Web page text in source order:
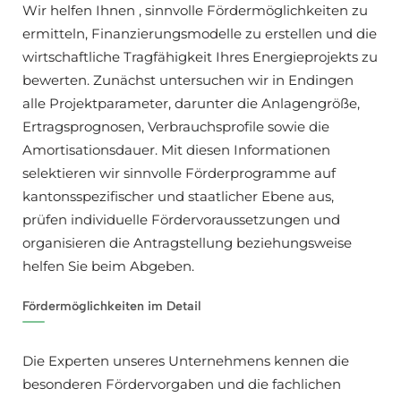
Wir helfen Ihnen , sinnvolle Fördermöglichkeiten zu
ermitteln, Finanzierungsmodelle zu erstellen und die
wirtschaftliche Tragfähigkeit Ihres Energieprojekts zu
bewerten. Zunächst untersuchen wir in Endingen
alle Projektparameter, darunter die Anlagengröße,
Ertragsprognosen, Verbrauchsprofile sowie die
Amortisationsdauer. Mit diesen Informationen
selektieren wir sinnvolle Förderprogramme auf
kantonsspezifischer und staatlicher Ebene aus,
prüfen individuelle Fördervoraussetzungen und
organisieren die Antragstellung beziehungsweise
helfen Sie beim Abgeben.
Fördermöglichkeiten im Detail
Die Experten unseres Unternehmens kennen die
besonderen Fördervorgaben und die fachlichen